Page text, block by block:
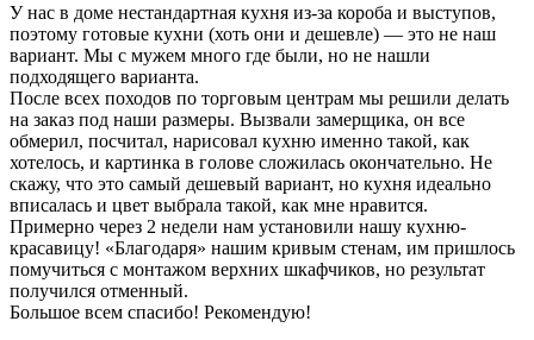
У нас в доме нестандартная кухня из-за короба и выступов,
поэтому готовые кухни (хоть они и дешевле) — это не наш
вариант. Мы с мужем много где были, но не нашли
подходящего варианта.
После всех походов по торговым центрам мы решили делать
на заказ под наши размеры. Вызвали замерщика, он все
обмерил, посчитал, нарисовал кухню именно такой, как
хотелось, и картинка в голове сложилась окончательно. Не
скажу, что это самый дешевый вариант, но кухня идеально
вписалась и цвет выбрала такой, как мне нравится.
Примерно через 2 недели нам установили нашу кухню-
красавицу! «Благодаря» нашим кривым стенам, им пришлось
помучиться с монтажом верхних шкафчиков, но результат
получился отменный.
Большое всем спасибо! Рекомендую!